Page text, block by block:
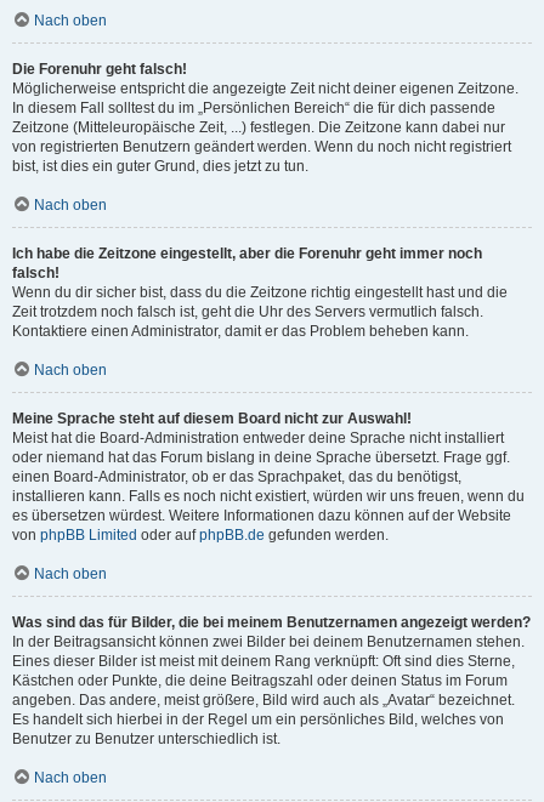
Nach oben
Die Forenuhr geht falsch!
Möglicherweise entspricht die angezeigte Zeit nicht deiner eigenen Zeitzone.
In diesem Fall solltest du im „Persönlichen Bereich“ die für dich passende
Zeitzone (Mitteleuropäische Zeit, ...) festlegen. Die Zeitzone kann dabei nur
von registrierten Benutzern geändert werden. Wenn du noch nicht registriert
bist, ist dies ein guter Grund, dies jetzt zu tun.
Nach oben
Ich habe die Zeitzone eingestellt, aber die Forenuhr geht immer noch
falsch!
Wenn du dir sicher bist, dass du die Zeitzone richtig eingestellt hast und die
Zeit trotzdem noch falsch ist, geht die Uhr des Servers vermutlich falsch.
Kontaktiere einen Administrator, damit er das Problem beheben kann.
Nach oben
Meine Sprache steht auf diesem Board nicht zur Auswahl!
Meist hat die Board-Administration entweder deine Sprache nicht installiert
oder niemand hat das Forum bislang in deine Sprache übersetzt. Frage ggf.
einen Board-Administrator, ob er das Sprachpaket, das du benötigst,
installieren kann. Falls es noch nicht existiert, würden wir uns freuen, wenn du
es übersetzen würdest. Weitere Informationen dazu können auf der Website
von phpBB Limited oder aufphpBB.de gefunden werden.
Nach oben
Was sind das für Bilder, die bei meinem Benutzernamen angezeigt werden?
In der Beitragsansicht können zwei Bilder bei deinem Benutzernamen stehen.
Eines dieser Bilder ist meist mit deinem Rang verknüpft: Oft sind dies Sterne,
Kästchen oder Punkte, die deine Beitragszahl oder deinen Status im Forum
angeben. Das andere, meist größere, Bild wird auch als „Avatar“ bezeichnet.
Es handelt sich hierbei in der Regel um ein persönliches Bild, welches von
Benutzer zu Benutzer unterschiedlich ist.
Nach oben